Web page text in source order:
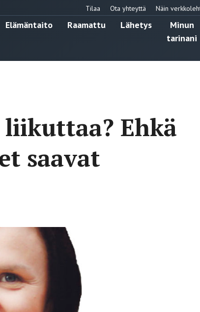
Tilaa Ota yhteyttä Näin
Elämäntaito Raamattu Lähetys
Minun
tarinani
Ehkä
saavat